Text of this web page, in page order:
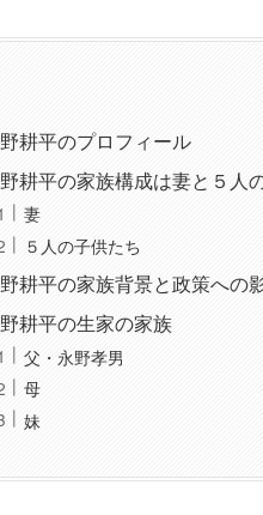
耕平のプロフィール
耕平の家族構成は妻と５人
妻
５人の子供たち
耕平の家族背景と政策への
耕平の生家の家族
父・永野孝男
母
妹